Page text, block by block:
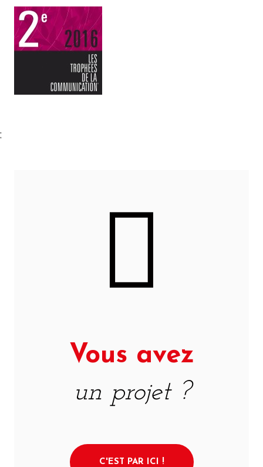
;
Vous avez
un projet ?
C'EST PAR ICI !